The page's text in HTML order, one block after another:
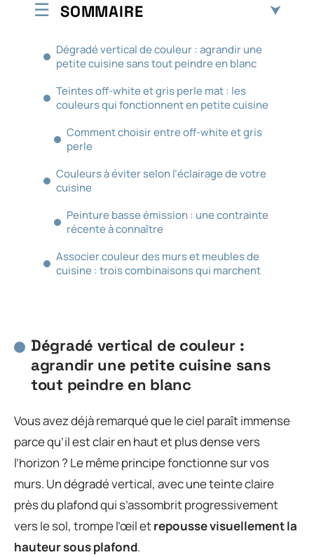
SOMMAIRE
Dégradé vertical de couleur : agrandir une
petite cuisine sans tout peindre en blanc
Teintes off-white et gris perle mat : les
couleurs qui fonctionnent en petite cuisine
Comment choisir entre off-white et gris
perle
Couleurs à éviter selon l’éclairage de votre
cuisine
Peinture basse émission : une contrainte
récente à connaître
Associer couleur des murs et meubles de
cuisine : trois combinaisons qui marchent
Dégradé vertical de couleur :
agrandir une petite cuisine sans
tout peindre en blanc
Vous avez déjà remarqué que le ciel paraît immense
parce qu’il est clair en haut et plus dense vers
l’horizon ? Le même principe fonctionne sur vos
murs. Un dégradé vertical, avec une teinte claire
près du plafond qui s’assombrit progressivement
vers le sol, trompe l’œil etrepousse visuellement la
hauteur sous plafond.